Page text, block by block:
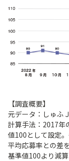
【調査概要】
元データ：しゅふ
計算手法：2017年
値100として設定
平均応募率との差
基準値100より減